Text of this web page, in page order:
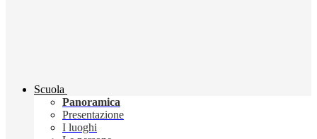
Scuola
Panoramica
Presentazione
I luoghi